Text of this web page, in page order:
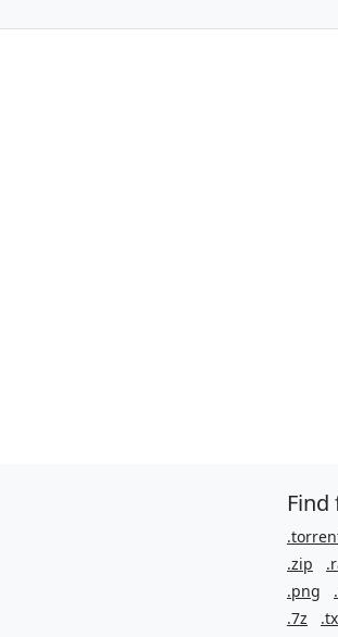
Find
.zip
.png
.7z